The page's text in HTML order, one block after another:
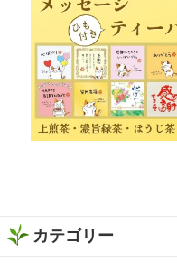
カテゴリー